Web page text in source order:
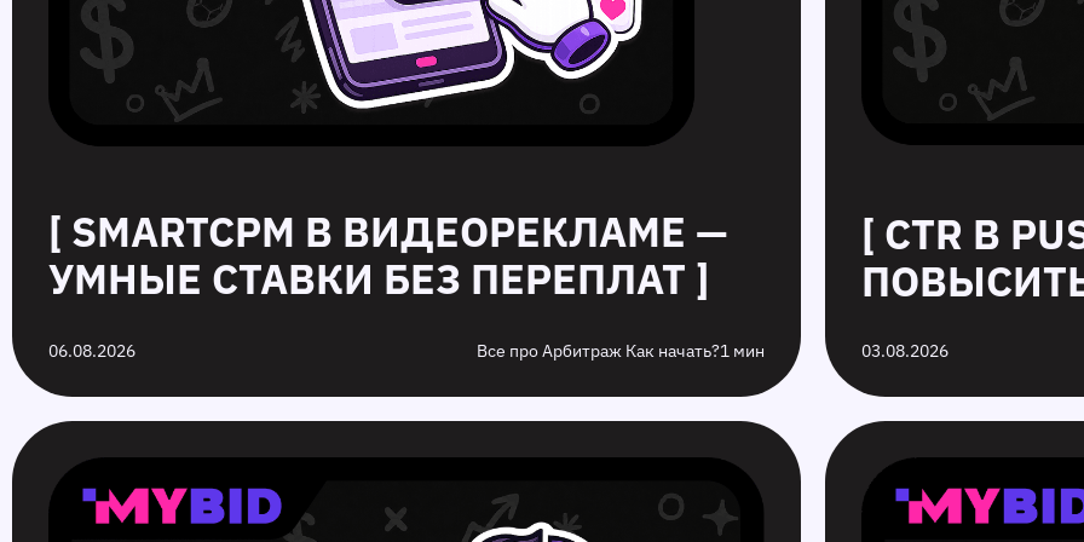
[ SMARTCPM В ВИДЕОРЕКЛАМЕ —
УМНЫЕ СТАВКИ БЕЗ ПЕРЕПЛАТ ]
06.08.2026 Все про Арбитраж Как начать?1 мин
[ CTR В
03.08.2026